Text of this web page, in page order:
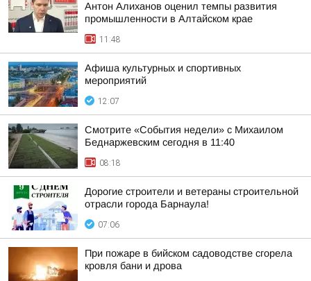
Антон Алиханов оценил темпы развития
промышленности в Алтайском крае
11:48
Афиша культурных и спортивных
мероприятий
12:07
Смотрите «События недели» с Михаилом
Беднаржевским сегодня в 11:40
08:18
Дорогие строители и ветераны строительной
отрасли города Барнаула!
07:06
При пожаре в бийском садоводстве сгорела
кровля бани и дрова